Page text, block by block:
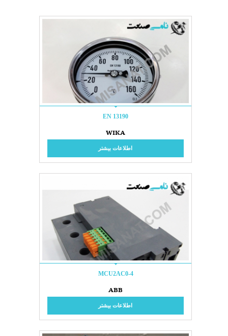
EN 13190
WIKA
اطلاعات بیشتر
MCU2AC0-4
ABB
اطلاعات بیشتر